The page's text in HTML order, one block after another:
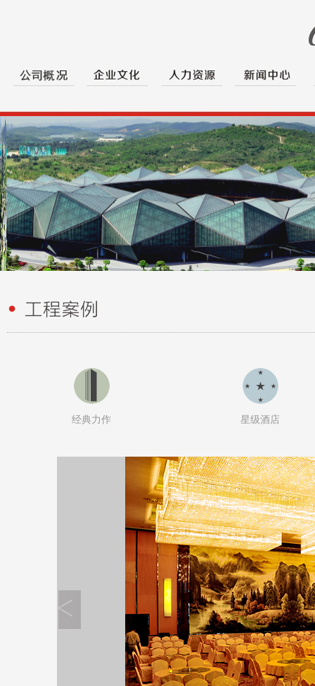
经典力作 星级酒店